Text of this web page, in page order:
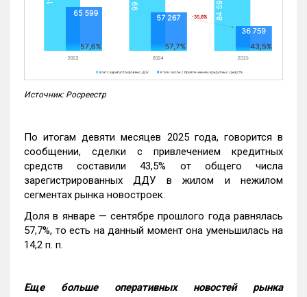
Источник: Росреестр
По итогам девяти месяцев 2025 года, говорится в
сообщении, сделки с привлечением кредитных
средств составили 43,5% от общего числа
зарегистрированных ДДУ в жилом и нежилом
сегментах рынка новостроек.
Доля в январе — сентябре прошлого года равнялась
57,7%, то есть на данный момент она уменьшилась на
14,2 п. п.
Еще больше оперативных новостей рынка